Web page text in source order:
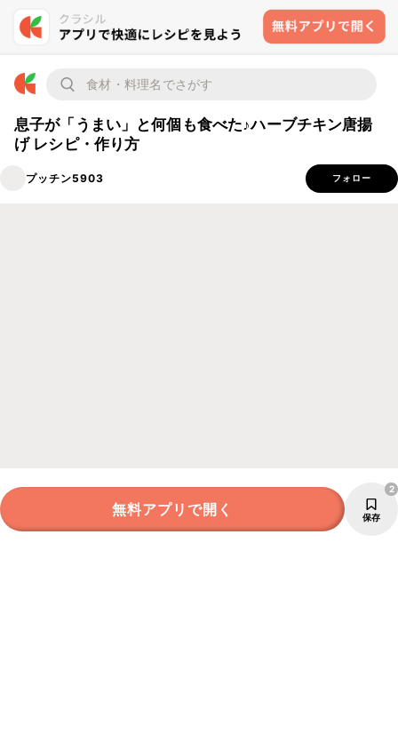
息子が「うまい」と何個も食べた♪ハーブチキン唐揚
げ レシピ・作り方
プッチン5903 フォロー
無料アプリで開く 保存
2